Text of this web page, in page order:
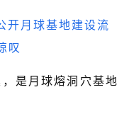
是月球熔洞穴基地